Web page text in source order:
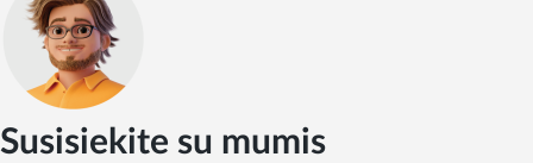
Susisiekite su mumis